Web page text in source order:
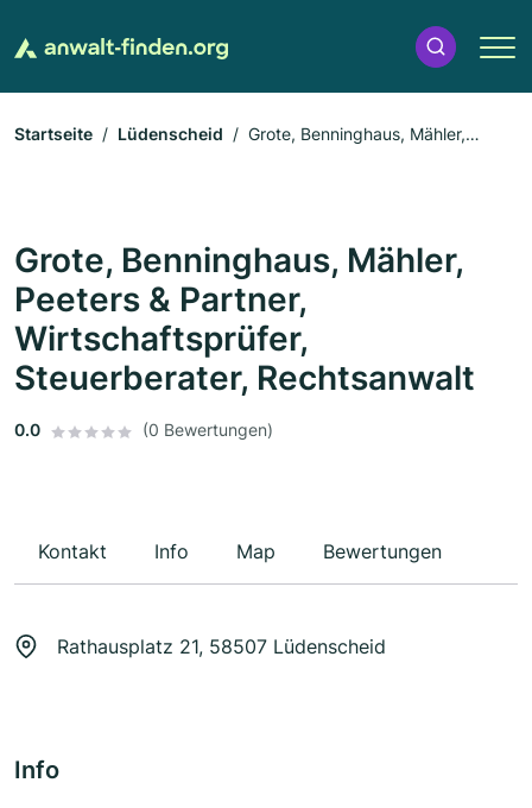
Startseite Lüdenscheid
Grote, Benninghaus, Mähler,
Grote, Benninghaus, Mähler,
Peeters & Partner,
Wirtschaftsprüfer,
Steuerberater, Rechtsanwalt
0.0 (0 Bewertungen)
Kontakt Info Map Bewertungen
Rathausplatz 21, 58507 Lüdenscheid
Info